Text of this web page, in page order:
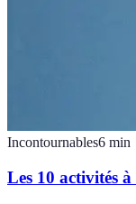
Incontournables6 min
Les 10 activités